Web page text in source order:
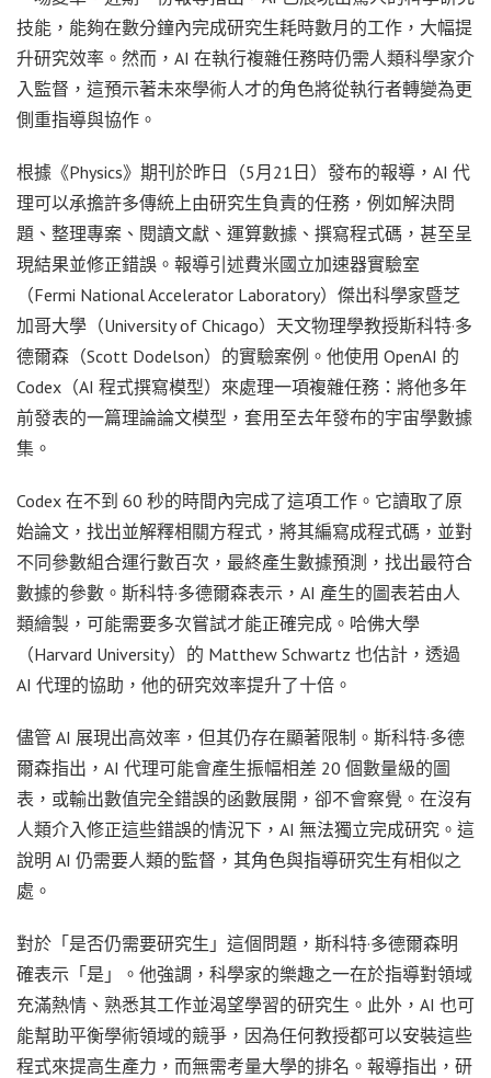
技能，能夠在數分鐘內完成研究生耗時數月的工作，大幅提
升研究效率。然而，AI 在執行複雜任務時仍需人類科學家介
入監督，這預示著未來學術人才的角色將從執行者轉變為更
側重指導與協作。
根據《Physics》期刊於昨日（5月21日）發布的報導，AI 代
理可以承擔許多傳統上由研究生負責的任務，例如解決問
題、整理專案、閱讀文獻、運算數據、撰寫程式碼，甚至呈
現結果並修正錯誤。報導引述費米國立加速器實驗室
（Fermi National Accelerator Laboratory）傑出科學家暨芝
加哥大學（University of Chicago）天文物理學教授斯科特·多
德爾森（Scott Dodelson）的實驗案例。他使用 OpenAI 的
Codex（AI 程式撰寫模型）來處理一項複雜任務：將他多年
前發表的一篇理論論文模型，套用至去年發布的宇宙學數據
集。
Codex 在不到 60 秒的時間內完成了這項工作。它讀取了原
始論文，找出並解釋相關方程式，將其編寫成程式碼，並對
不同參數組合運行數百次，最終產生數據預測，找出最符合
數據的參數。斯科特·多德爾森表示，AI 產生的圖表若由人
類繪製，可能需要多次嘗試才能正確完成。哈佛大學
（Harvard University）的 Matthew Schwartz 也估計，透過
AI 代理的協助，他的研究效率提升了十倍。
儘管 AI 展現出高效率，但其仍存在顯著限制。斯科特·多德
爾森指出，AI 代理可能會產生振幅相差 20 個數量級的圖
表，或輸出數值完全錯誤的函數展開，卻不會察覺。在沒有
人類介入修正這些錯誤的情況下，AI 無法獨立完成研究。這
說明 AI 仍需要人類的監督，其角色與指導研究生有相似之
處。
對於「是否仍需要研究生」這個問題，斯科特·多德爾森明
確表示「是」。他強調，科學家的樂趣之一在於指導對領域
充滿熱情、熟悉其工作並渴望學習的研究生。此外，AI 也可
能幫助平衡學術領域的競爭，因為任何教授都可以安裝這些
程式來提高生產力，而無需考量大學的排名。報導指出，研